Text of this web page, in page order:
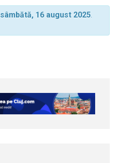
sâmbătă, 16 august 2025.